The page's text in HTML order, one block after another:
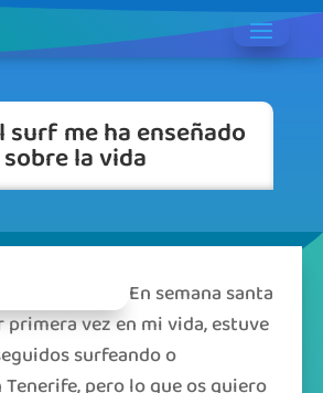
surf me ha enseñado
sobre la vida
En semana santa
vez en mi vida, estuve
surfeando o